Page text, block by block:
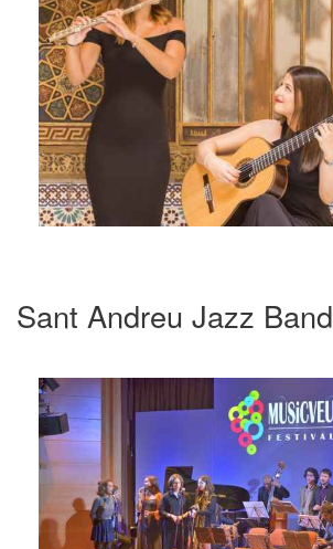
Sant Andreu Jazz Band